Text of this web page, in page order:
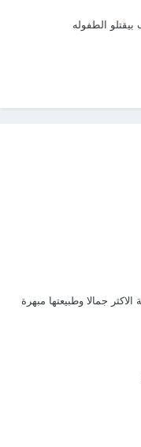
الطفوله
جمالا وطبيعتها مبهرة